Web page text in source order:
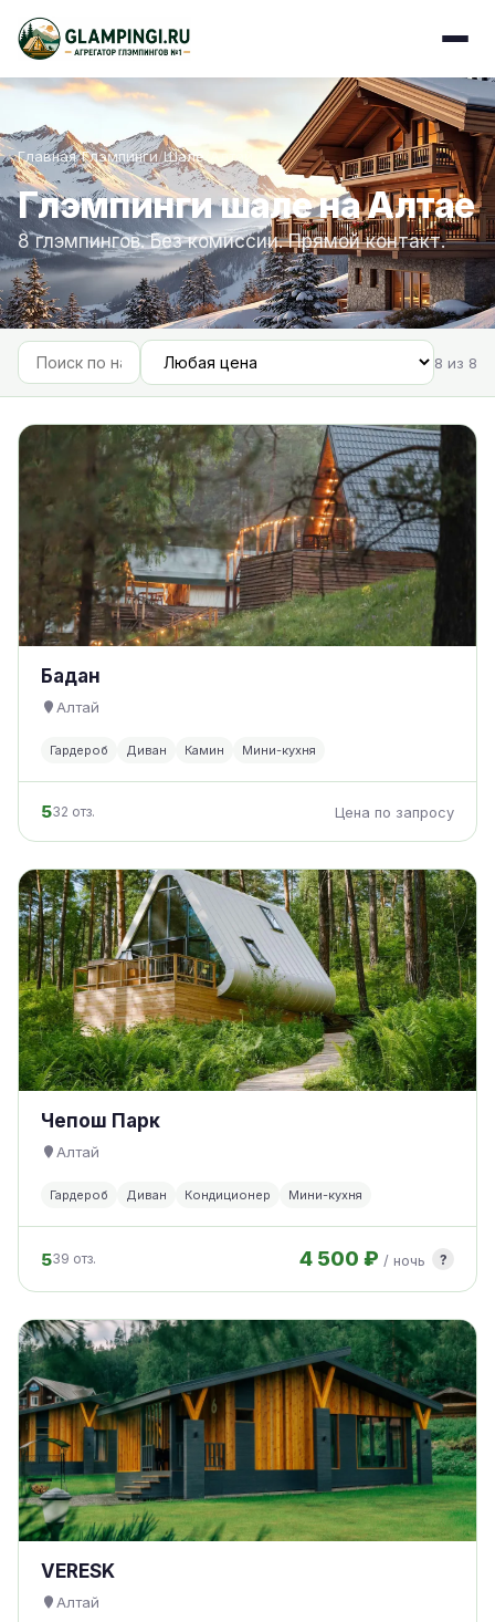
Главная/Глэмпинги/Шале Алтай
Глэмпинги шале на Алтае
8 глэмпингов. Без комиссии. Прямой контакт.
8 из 8
Бадан
Алтай
Гардероб Диван Камин Мини-кухня
532 отз. Цена по запросу
Чепош Парк
Алтай
Гардероб Диван Кондиционер Мини-кухня
539 отз. 4 500 ₽ / ночь ?
VERESK
Алтай